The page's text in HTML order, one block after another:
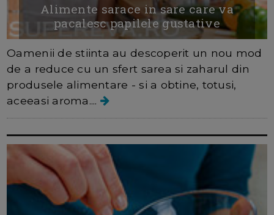
Alimente sarace in sare care va
pacalesc papilele gustative
Oamenii de stiinta au descoperit un nou mod
de a reduce cu un sfert sarea si zaharul din
produsele alimentare - si a obtine, totusi,
aceeasi aroma....